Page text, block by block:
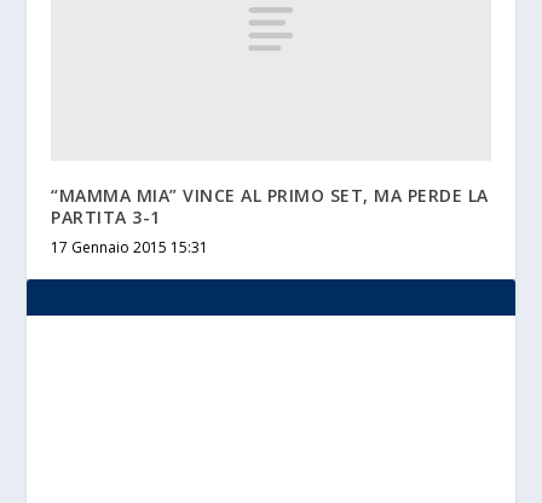
“MAMMA MIA” VINCE AL PRIMO SET, MA PERDE LA
PARTITA 3-1
17 Gennaio 2015 15:31